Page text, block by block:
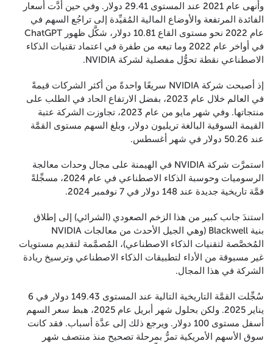
وأنهى عام 2021 عند المستوى 29.41 دولار. وفي حين أدَّت أسعار
الفائدة المرتفعة والأوضاع المالية المُقيِّدة إلى تراجُع السهم في
عام 2022 نحو مستوى القاع 10.81 دولار، شكَّل ظهور ChatGPT
في أواخر عام 2022 وما تبعه من طفرة في اعتماد تقنيات الذكاء
الاصطناعي نقطة تحوُّل مفصلية لشركة NVIDIA.
إذ أصبحت شركة NVIDIA سريعًا واحدةً من أكثر الشركات قيمةً
في العالم خلال عام 2023، بفضل الارتفاع الحاد في الطلب على
منتجاتها. وفي شهر مايو من عام 2023، تجاوزت الشركة عتبة
القيمة السوقية البالغة تريليون دولار، وبلغ السهم مستوى القمَّة
عند 50.26 دولار في شهر أغسطس.
استمرَّت شركة NVIDIA في الهيمنة على مجال وحدات معالجة
الرسوميات وحوسبة الذكاء الاصطناعي في عام 2024، مسجِّلةً
قمَّة تاريخية جديدة عند 148 دولار في 7 نوفمبر 2024.
استندَ جانب كبير من هذا الزخم الصعودي (الشرائي) إلى إطلاق
بنية Blackwell (وهي الجيل الأحدث من معالجات NVIDIA
المُخصَّصة لتقنيات الذكاء الاصطناعي)، المُصمَّمة لتقديم مستويات
غير مسبوقة من الأداء لتطبيقات الذكاء الاصطناعي وترسيخ ريادة
الشركة في هذا المجال.
سُجِّلت القمَّة التاريخية التالية عند المستوى 149.43 دولار في 6
يناير 2025. ولكن بحلول شهر أبريل عام 2025، هبط سعر السهم
أسفل مستوى 100 دولار. ويرجع ذلك إلى عدَّة أسباب. فقد كانت
سوق الأسهم الأمريكية تمرُّ بمرحلة تصحيح منذ منتصف شهر